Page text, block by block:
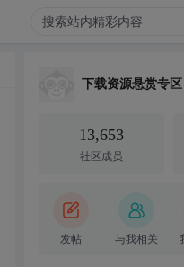
下载资源悬赏专区
13,653
社区成员
发帖 与我相关